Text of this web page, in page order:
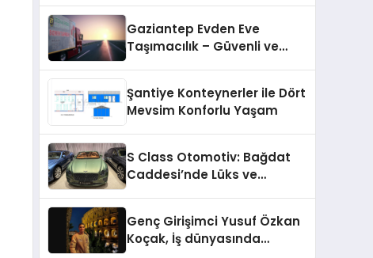
Gaziantep Evden Eve
Taşımacılık – Güvenli ve
Şantiye Konteynerler ile Dört
Mevsim Konforlu Yaşam
S Class Otomotiv: Bağdat
Caddesi’nde Lüks ve
Genç Girişimci Yusuf Özkan
Koçak, İş dünyasında